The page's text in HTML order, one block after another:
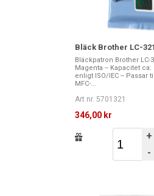
Bläck Brother LC-
Bläckpatron Brother LC-
Magenta -- Kapacitet ca:
enligt ISO/IEC -- Passar
MFC-...
Art nr. 5701321
346,00 kr
+
-